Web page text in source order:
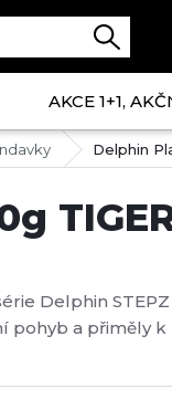
AKCE 1+1,
Delphin
Delphin
pohyb a přiměly
Jsou